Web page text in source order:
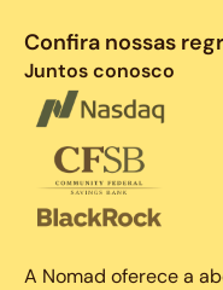
Confira nossas
Juntos conosco
A Nomad oferece a